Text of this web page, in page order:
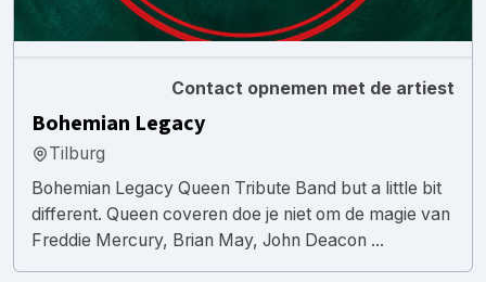
Contact opnemen met de artiest
Bohemian Legacy
Tilburg
Bohemian Legacy Queen Tribute Band but a little bit
different. Queen coveren doe je niet om de magie van
Freddie Mercury, Brian May, John Deacon ...